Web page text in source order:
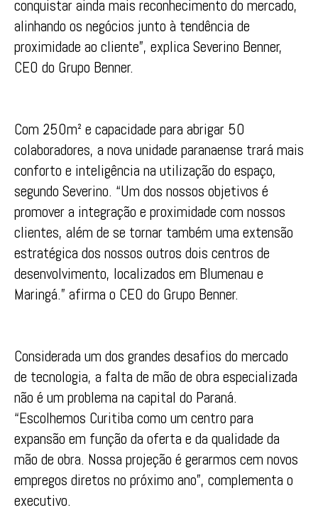
conquistar ainda mais reconhecimento do mercado,
alinhando os negócios junto à tendência de
proximidade ao cliente”, explica Severino Benner,
CEO do Grupo Benner.
Com 250m² e capacidade para abrigar 50
colaboradores, a nova unidade paranaense trará mais
conforto e inteligência na utilização do espaço,
segundo Severino. “Um dos nossos objetivos é
promover a integração e proximidade com nossos
clientes, além de se tornar também uma extensão
estratégica dos nossos outros dois centros de
desenvolvimento, localizados em Blumenau e
Maringá.” afirma o CEO do Grupo Benner.
Considerada um dos grandes desafios do mercado
de tecnologia, a falta de mão de obra especializada
não é um problema na capital do Paraná.
“Escolhemos Curitiba como um centro para
expansão em função da oferta e da qualidade da
mão de obra. Nossa projeção é gerarmos cem novos
empregos diretos no próximo ano”, complementa o
executivo.